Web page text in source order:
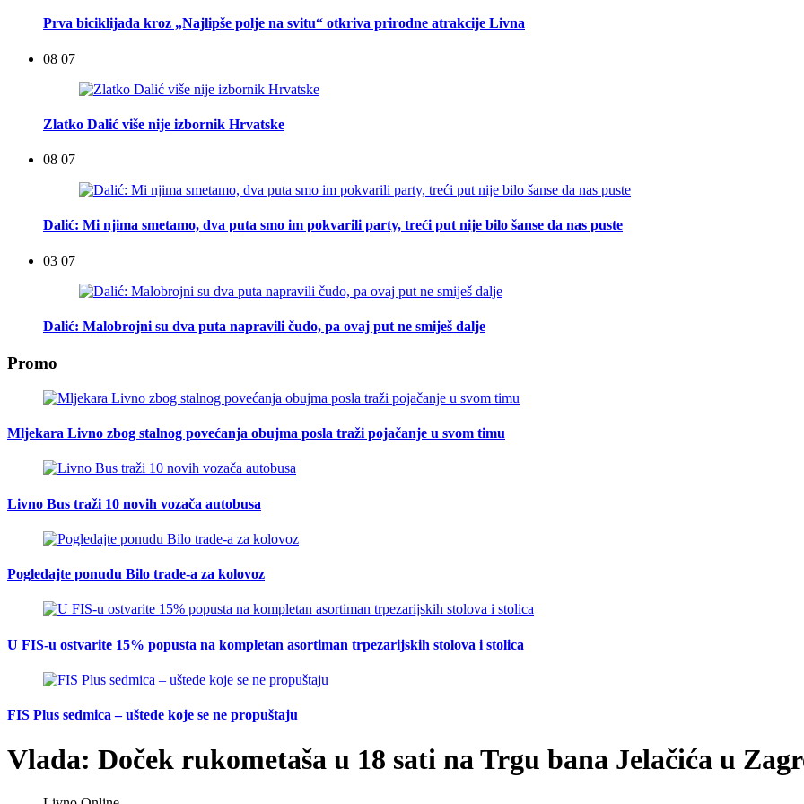
Prva biciklijada kroz „Najlipše polje na svitu“ otkriva prirodne atrakcije Livna
08 07
Zlatko Dalić više nije izbornik Hrvatske
08 07
Dalić: Mi njima smetamo, dva puta smo im pokvarili party, treći put nije bilo šanse da nas puste
03 07
Dalić: Malobrojni su dva puta napravili čudo, pa ovaj put ne smiješ dalje
Promo
Mljekara Livno zbog stalnog povećanja obujma posla traži pojačanje u svom timu
Livno Bus traži 10 novih vozača autobusa
Pogledajte ponudu Bilo trade-a za kolovoz
U FIS-u ostvarite 15% popusta na kompletan asortiman trpezarijskih stolova i stolica
FIS Plus sedmica – uštede koje se ne propuštaju
Vlada: Doček rukometaša u 18 sati na Trgu bana Jelačića u